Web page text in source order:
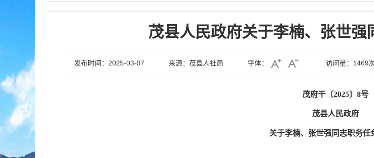
茂县人民政府关于李楠、张世强
发布时间：2025-03-07 来源：茂县人社局 字体： 访问量： 1469
茂府干〔2025〕8号
茂县人民政府
关于李楠、张世强同志职务任